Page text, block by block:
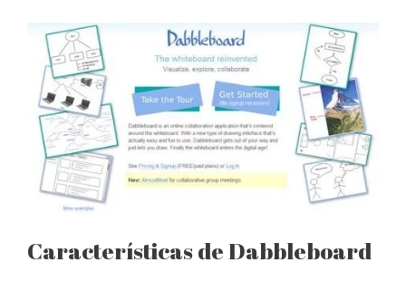
Características de Dabbleboard